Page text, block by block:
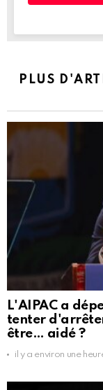
PLUS
L'AIPAC a
tenter
être… aidé ?
il y a environ une